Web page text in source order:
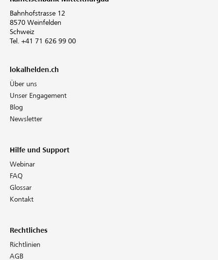
Bahnhofstrasse 12
8570 Weinfelden
Schweiz
Tel. +41 71 626 99 00
lokalhelden.ch
Über uns
Unser Engagement
Blog
Newsletter
Hilfe und Support
Webinar
FAQ
Glossar
Kontakt
Rechtliches
Richtlinien
AGB